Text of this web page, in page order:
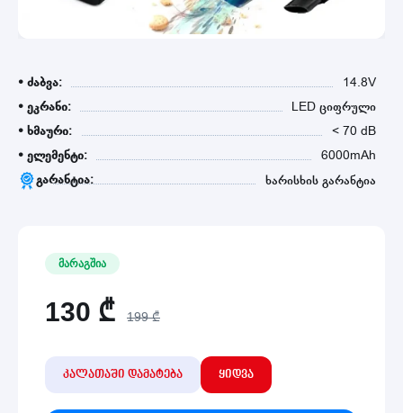
• ძაბვა:
14.8V
• ეკრანი:
LED ციფრული
• ხმაური:
< 70 dB
• ელემენტი:
6000mAh
გარანტია:
ხარისხის გარანტია
მარაგშია
130 ₾ 199 ₾
კალათაში დამატება ყიდვა